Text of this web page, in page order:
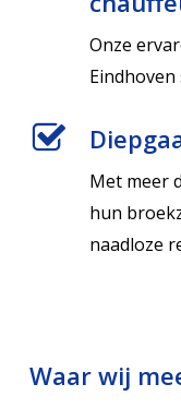
Onze
Met meer
hun
naadloze
Waar wij